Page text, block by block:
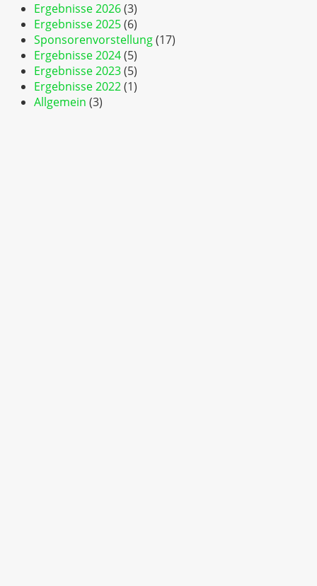
Ergebnisse 2026(3)
Ergebnisse 2025(6)
Sponsorenvorstellung(17)
Ergebnisse 2024(5)
Ergebnisse 2023(5)
Ergebnisse 2022(1)
Allgemein (3)